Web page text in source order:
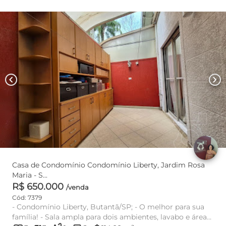
chevron_left chevron_right
Casa de Condomínio Condomínio Liberty, Jardim Rosa
Maria - S...
R$ 650.000 /venda
Cód: 7379
- Condomínio Liberty, Butantã/SP; - O melhor para sua
família! - Sala ampla para dois ambientes, lavabo e área